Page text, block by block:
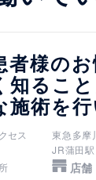
者様の
知るこ
施術を行
セス
東急多摩
JR蒲田
店舗